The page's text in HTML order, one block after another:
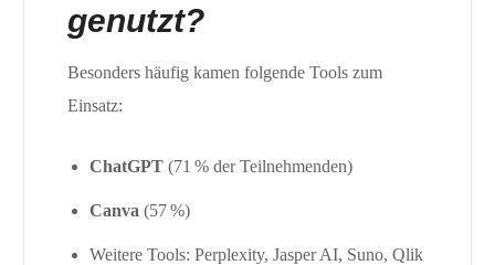
genutzt?
Besonders häufig kamen folgende Tools zum
Einsatz:
ChatGPT (71 % der Teilnehmenden)
Canva (57 %)
Weitere Tools: Perplexity, Jasper AI, Suno, Qlik